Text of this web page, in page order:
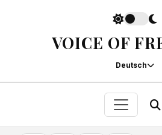
VOICE OF
Deutsch